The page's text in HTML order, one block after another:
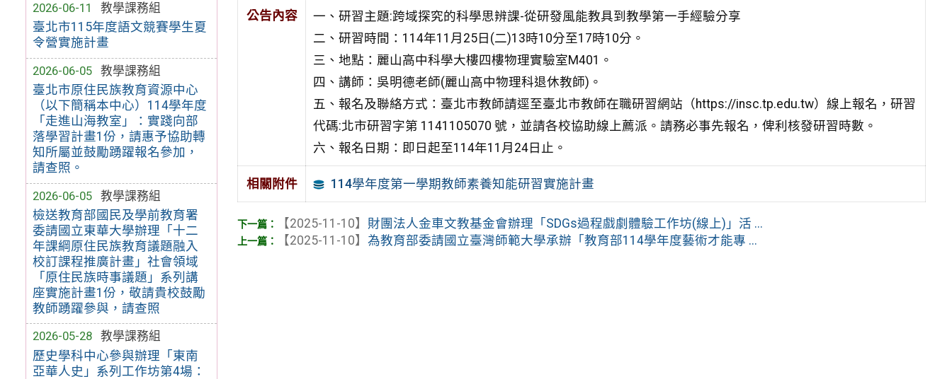
2026-06-11
教學課務組
臺北市115年度語文競賽學生夏
令營實施計畫
2026-06-05
教學課務組
臺北市原住民族教育資源中心
（以下簡稱本中心）114學年度
「走進山海教室」：實踐向部
落學習計畫1份，請惠予協助轉
知所屬並鼓勵踴躍報名參加，
請查照。
2026-06-05
教學課務組
檢送教育部國民及學前教育署
委請國立東華大學辦理「十二
年課綱原住民族教育議題融入
校訂課程推廣計畫」社會領域
「原住民族時事議題」系列講
座實施計畫1份，敬請貴校鼓勵
教師踴躍參與，請查照
2026-05-28
教學課務組
歷史學科中心參與辦理「東南
亞華人史」系列工作坊第4場：
公告內容
一、研習主題:跨域探究的科學思辨課-從研發風能教具到教學第一手經驗分享
二、研習時間：114年11月25日(二)13時10分至17時10分。
三、地點：麗山高中科學大樓四樓物理實驗室M401。
四、講師：吳明德老師(麗山高中物理科退休教師)。
五、報名及聯絡方式：臺北市教師請逕至臺北市教師在職研習網站（https://insc.tp.edu.tw）線上報名，研習
代碼:北市研習字第 1141105070 號，並請各校協助線上薦派。請務必事先報名，俾利核發研習時數。
六、報名日期：即日起至114年11月24日止。
相關附件 114學年度第一學期教師素養知能研習實施計畫
【2025-11-10】 財團法人金車文教基金會辦理「SDGs過程戲劇體驗工作坊(線上)」活 ...
【2025-11-10】為教育部委請國立臺灣師範大學承辦「教育部114學年度藝術才能專 ...